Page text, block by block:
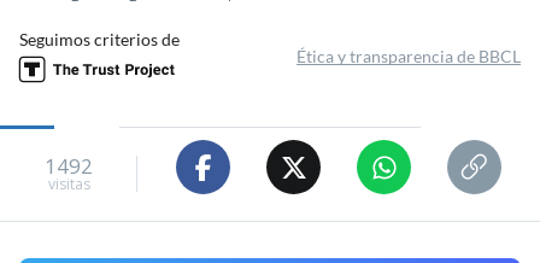
Seguimos criterios de
Ética y transparencia de BBCL
1492
visitas